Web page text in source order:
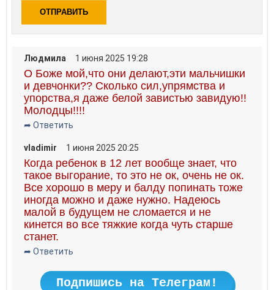
ОТПРАВИТЬ
Людмила 1 июня 2025 19:28
О Боже мой,что они делают,эти мальчишки
и девчонки?? Сколько сил,упрямства и
упорства,я даже белой завистью завидую!!
Молодцы!!!!
➦ Ответить
vladimir 1 июня 2025 20:25
Когда ребенок в 12 лет вообще знает, что
такое выгорание, то это не ок, очень не ок.
Все хорошо в меру и балду попинать тоже
иногда можно и даже нужно. Надеюсь
малой в будущем не сломается и не
кинется во все тяжкие когда чуть старше
станет.
➦ Ответить
Подпишись на Телеграм!